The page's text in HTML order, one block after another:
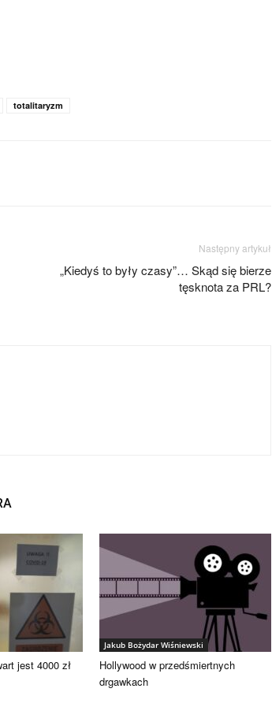
totalitaryzm
Następny artykuł
„Kiedyś to były czasy”… Skąd się bierze
tęsknota za PRL?
jest 4000 zł
Jakub Bożydar Wiśniewski
Hollywood w przedśmiertnych
drgawkach